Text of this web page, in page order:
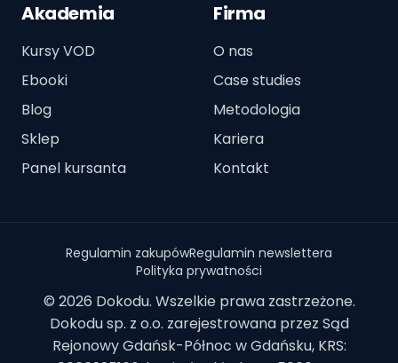
Akademia
Kursy VOD
Ebooki
Blog
Sklep
Panel kursanta
Firma
O nas
Case studies
Metodologia
Kariera
Kontakt
Regulamin zakupówRegulamin newslettera
Polityka prywatności
© 2026 Dokodu. Wszelkie prawa zastrzeżone.
Dokodu sp. z o.o. zarejestrowana przez Sąd
Rejonowy Gdańsk-Północ w Gdańsku, KRS: